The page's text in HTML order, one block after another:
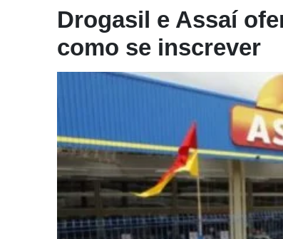
Drogasil e Assaí
como se inscrever